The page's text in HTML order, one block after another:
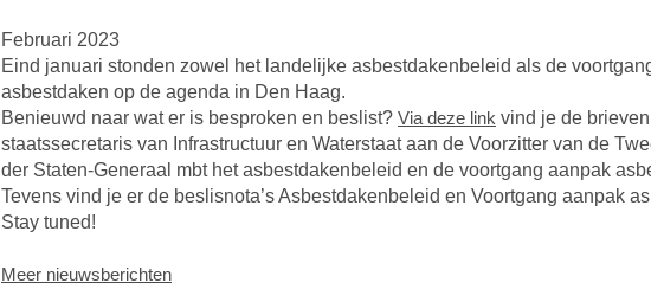
Februari 2023
Eind januari stonden zowel het landelijke asbestdakenbeleid als de
asbestdaken op de agenda in Den Haag.
Benieuwd naar wat er is besproken en beslist? Via deze link vind je de
staatssecretaris van Infrastructuur en Waterstaat aan de Voorzitter van de
der Staten-Generaal mbt het asbestdakenbeleid en de voortgang aanpak
Tevens vind je er de beslisnota’s Asbestdakenbeleid en Voortgang aanpak
Stay tuned!
Meer nieuwsberichten